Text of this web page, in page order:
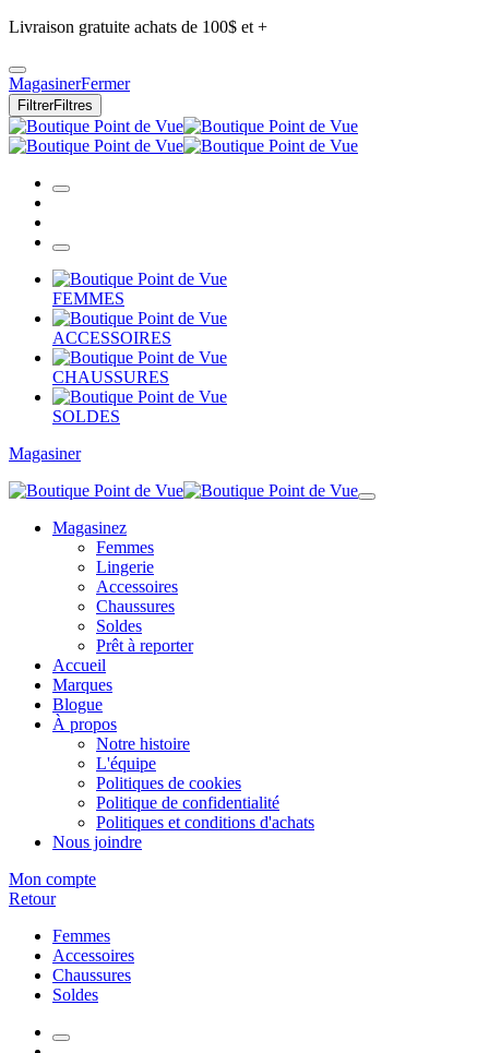
Livraison gratuite achats de 100$ et +
MagasinerFermer
FiltrerFiltres
FEMMES
ACCESSOIRES
CHAUSSURES
SOLDES
Magasiner
Magasinez
Femmes
Lingerie
Accessoires
Chaussures
Soldes
Prêt à reporter
Accueil
Marques
Blogue
À propos
Notre histoire
L'équipe
Politiques de cookies
Politique de confidentialité
Politiques et conditions d'achats
Nous joindre
Mon compte
Retour
Femmes
Accessoires
Chaussures
Soldes